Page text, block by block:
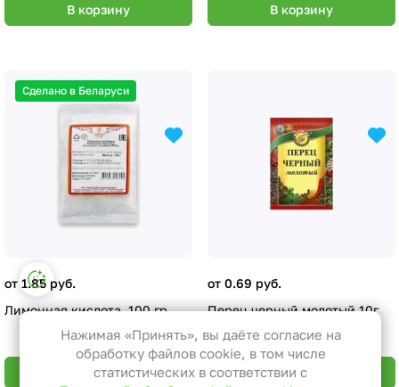
В корзину В корзину
Сделано в Беларуси
от 1.85 руб.
Лимонная кислота, 100 гр
В корзину
от 0.69 руб.
Перец черный молотый 10г
В корзину
Настройки файлов cookie
Функциональные
Эти файлы необходимы для
функционирования сайта и не
могут быть отключены в наших
Нажимая «Принять», вы даёте согласие на
обработку файлов cookie, в том числе
статистических в соответствии с